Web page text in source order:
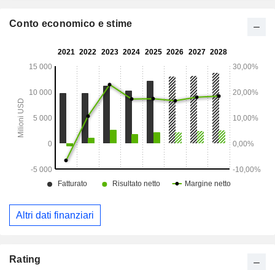
Conto economico e stime
Altri dati finanziari
Rating